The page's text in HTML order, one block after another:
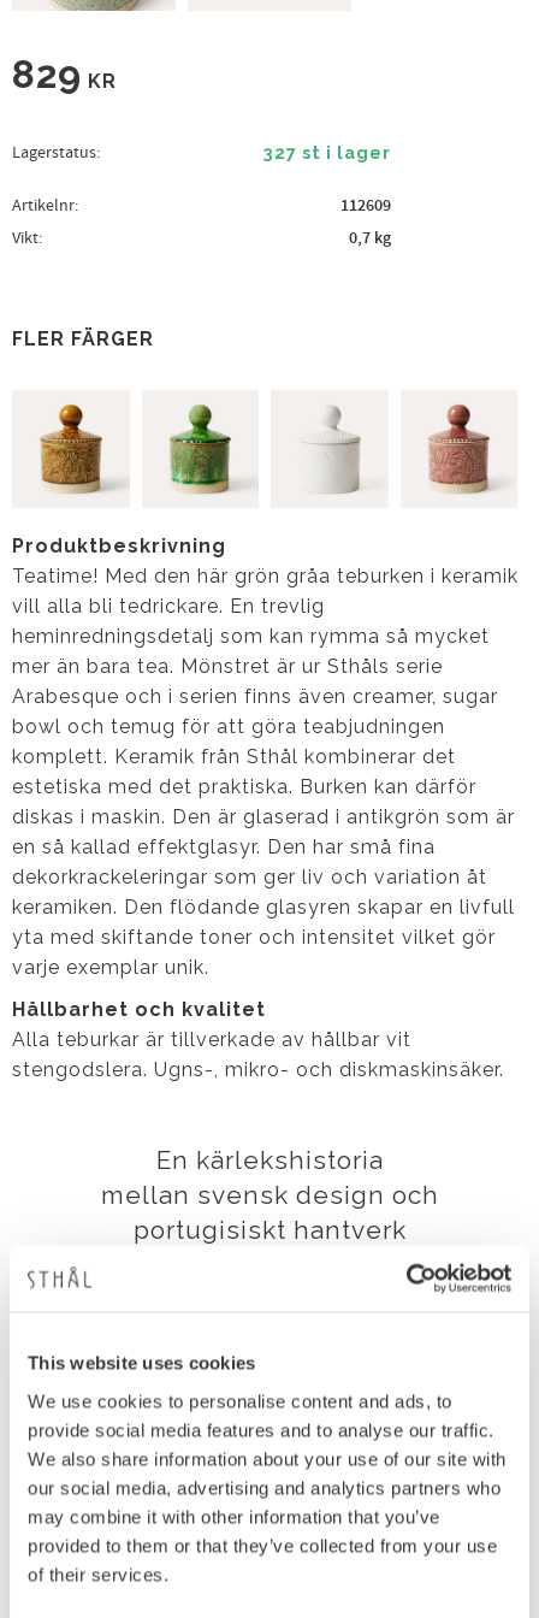
This website uses cookies
We use cookies to personalise content and ads, to
provide social media features and to analyse our traffic.
We also share information about your use of our site with
our social media, advertising and analytics partners who
may combine it with other information that you’ve
provided to them or that they’ve collected from your use
of their services.
829 KR
Lagerstatus 327 st i lager
Artikelnr
112609
Vikt
0,7 kg
FLER FÄRGER
Produktbeskrivning
Teatime! Med den här grön gråa teburken i keramik
vill alla bli tedrickare. En trevlig
heminredningsdetalj som kan rymma så mycket
mer än bara tea. Mönstret är ur Sthåls serie
Arabesque och i serien finns även creamer, sugar
bowl och temug för att göra teabjudningen
komplett. Keramik från Sthål kombinerar det
estetiska med det praktiska. Burken kan därför
diskas i maskin. Den är glaserad i antikgrön som är
en så kallad effektglasyr. Den har små fina
dekorkrackeleringar som ger liv och variation åt
keramiken. Den flödande glasyren skapar en livfull
yta med skiftande toner och intensitet vilket gör
varje exemplar unik.
Hållbarhet och kvalitet
Alla teburkar är tillverkade av hållbar vit
stengodslera. Ugns-, mikro- och diskmaskinsäker.
En kärlekshistoria
mellan svensk design och
portugisiskt hantverk
bakgrund inom illustration, styling och design.